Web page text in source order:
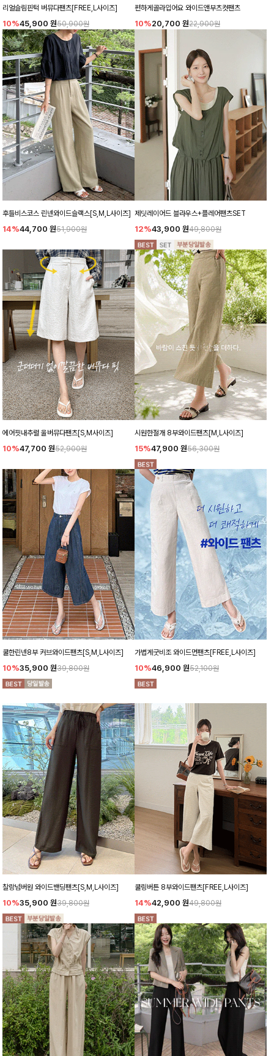
리얼슬림핀턱 버뮤다팬츠[FREE,L사이즈]
10%45,900 원50,900원
편하게골라입어요 와이드앤부츠컷팬츠
10%20,700 원22,900원
후들비스코스 린넨와이드슬랙스[S,M,L사이즈]
14%44,700 원51,900원
제딧레이어드 블라우스+플레어팬츠SET
12%43,900 원49,800원
에어핏내추럴 울버뮤다팬츠[S,M사이즈]
10%47,700 원52,900원
시원한절개 8부와이드팬츠[M,L사이즈]
15%47,900 원56,300원
쿨한린넨8부 커브와이드팬츠[S,M,L사이즈]
10%35,900 원39,800원
가볍게굿비조 와이드면팬츠[FREE,L사이즈]
10%46,900 원52,100원
찰랑넘버원 와이드밴딩팬츠[S,M,L사이즈]
10%35,900 원39,800원
쿨링버튼 8부와이드팬츠[FREE,L사이즈]
14%42,900 원49,800원